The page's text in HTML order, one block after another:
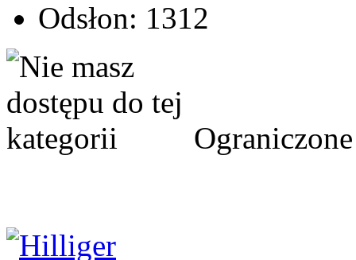
Odsłon: 1312